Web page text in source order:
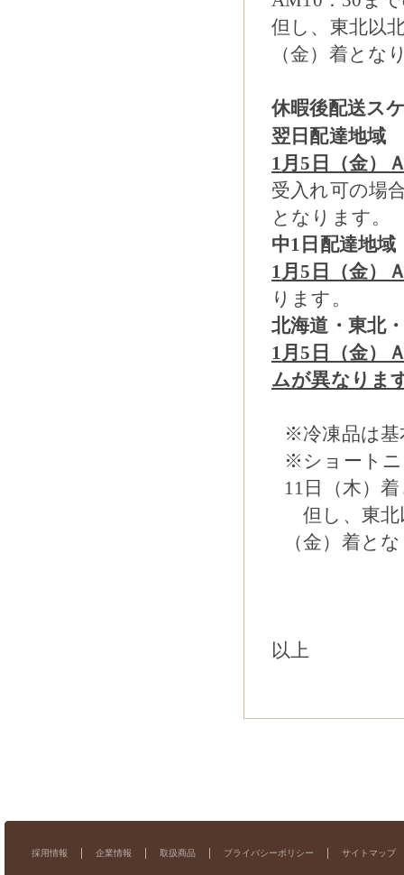
但し、東北以
（金）着とな
休暇後配送ス
翌日配達地域
1月5日（金）
受入れ可の場
となります。
中1日配達地域
1月5日（金）
ります。
北海道・東北
1月5日（金）
ムが異なりま
※冷凍品は基
※ショートニ
11日（木）
但し、東北
（金）着と
以上
採用情報 企業情報 取扱商品 プライバシーポリシー サイトマップ